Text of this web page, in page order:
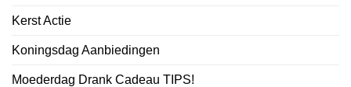
Kerst Actie
Koningsdag Aanbiedingen
Moederdag Drank Cadeau TIPS!